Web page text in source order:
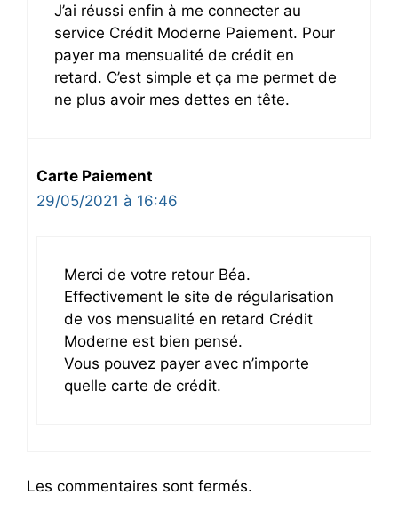
J’ai réussi enfin à me connecter au
service Crédit Moderne Paiement. Pour
payer ma mensualité de crédit en
retard. C’est simple et ça me permet de
ne plus avoir mes dettes en tête.
Carte Paiement
29/05/2021 à 16:46
Merci de votre retour Béa.
Effectivement le site de régularisation
de vos mensualité en retard Crédit
Moderne est bien pensé.
Vous pouvez payer avec n’importe
quelle carte de crédit.
Les commentaires sont fermés.